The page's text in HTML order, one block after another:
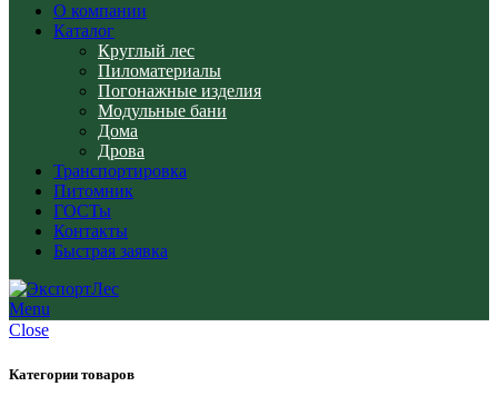
О компании
Каталог
Круглый лес
Пиломатериалы
Погонажные изделия
Модульные бани
Дома
Дрова
Транспортировка
Питомник
ГОСТы
Контакты
Быстрая заявка
Menu
Close
Категории товаров